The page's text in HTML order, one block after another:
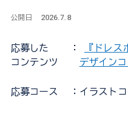
公開日 2026.7.8
応募した
コンテンツ
：
『ドレス
デザイン
応募コース ：イラスト